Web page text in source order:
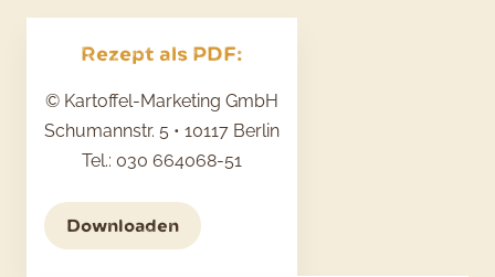
Rezept als PDF:
© Kartoffel-Marketing GmbH
Schumannstr. 5 • 10117 Berlin
Tel.: 030 664068-51
Downloaden